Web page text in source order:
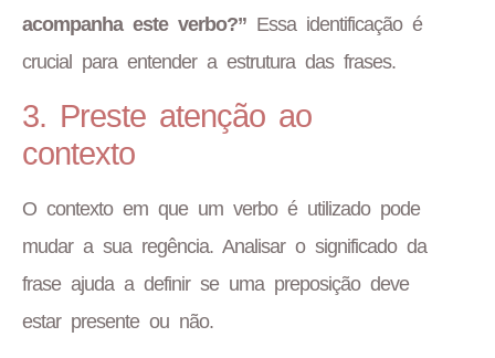
acompanha este verbo?” Essa identificação é
crucial para entender a estrutura das frases.
3. Preste atenção ao
contexto
O contexto em que um verbo é utilizado pode
mudar a sua regência. Analisar o significado da
frase ajuda a definir se uma preposição deve
estar presente ou não.